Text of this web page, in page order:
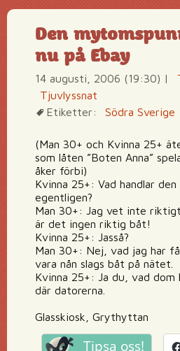
Den
nu på Ebay
14 augusti, 2006 (19:30) |
Tjuvlyssnat
Etiketter:
Södra Sverige
(Man 30+ och Kvinna 25+
som låten ”Boten Anna”
åker förbi)
Kvinna 25+: Vad handlar
egentligen?
Man 30+: Jag vet inte
är det ingen riktig båt!
Kvinna 25+: Jasså?
Man 30+: Nej, vad jag har
vara nån slags båt på nätet.
Kvinna 25+: Ja du, vad dom
där datorerna.
Glasskiosk, Grythyttan
Tipsa oss!